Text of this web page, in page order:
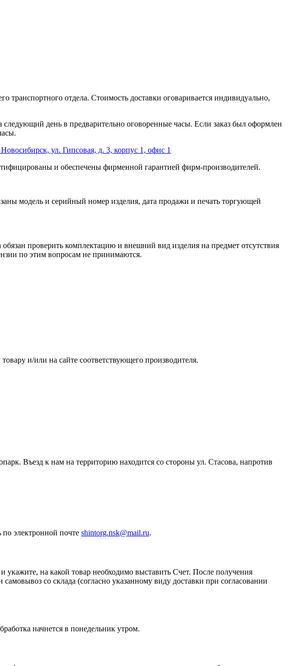
транспортного отдела. Стоимость доставки оговаривается индивидуально,
следующий день в предварительно оговоренные часы. Если заказ был оформлен
Новосибирск, ул. Гипсовая, д. 3, корпус 1, офис 1
и обеспечены фирменной гарантией фирм-производителей.
модель и серийный номер изделия, дата продажи и печать торгующей
проверить комплектацию и внешний вид изделия на предмет отсутствия
по этим вопросам не принимаются.
и/или на сайте соответствующего производителя.
Въезд к нам на территорию находится со стороны ул. Стасова, напротив
электронной почте shintorg.nsk@mail.ru.
и укажите, на какой товар необходимо выставить Счет. После получения
со склада (согласно указанному виду доставки при согласовании
начнется в понедельник утром.